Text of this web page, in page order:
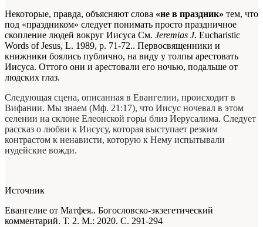
Некоторые, правда, объясняют слова «не в праздник» тем, что
под «праздником» следует понимать просто праздничное
скопление людей вокруг Иисуса См. Jeremias J. Eucharistic
Words of Jesus, L. 1989, p. 71-72.. Первосвященники и
книжники боялись публично, на виду у толпы арестовать
Иисуса. Оттого они и арестовали его ночью, подальше от
людских глаз.
Следующая сцена, описанная в Евангелии, происходит в
Вифании. Мы знаем (Мф. 21:17), что Иисус ночевал в этом
селении на склоне Елеонской горы близ Иерусалима. Следует
рассказ о любви к Иисусу, которая выступает резким
контрастом к ненависти, которую к Нему испытывали
иудейские вожди.
Источник
Евангелие от Матфея.. Богословско-экзегетический
комментарий. Т. 2. М.: 2020. С. 291-294